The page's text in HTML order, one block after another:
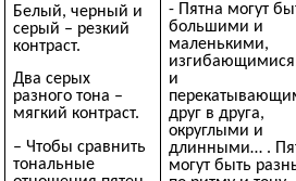
Белый, черный и
серый – резкий
контраст.
Два серых
разного тона –
мягкий контраст.
– Чтобы сравнить
тональные
- Пятна могут
большими и
маленькими,
изгибающимися
и
друг в друга,
округлыми и
длинными… .
могут быть